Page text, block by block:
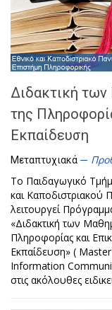
Διδακτική
της
Εκπαίδευση
Μεταπτυχιακά
Το Παιδαγωγικό
και Καποδιστριακού
λειτουργεί
«Διδακτική των
Πληροφορίας και
Εκπαίδευση» (
Information
στις ακόλουθες